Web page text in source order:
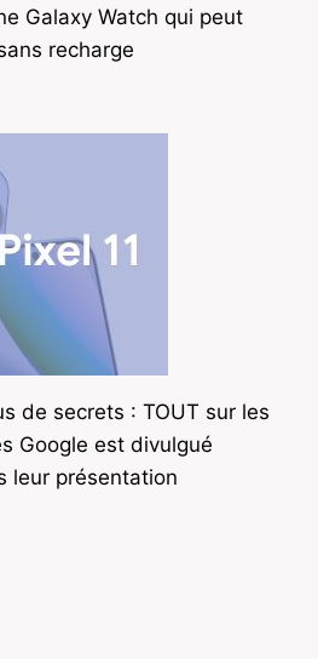
Galaxy Watch qui peut
recharge
de secrets : TOUT sur les
Google est divulgué
leur présentation